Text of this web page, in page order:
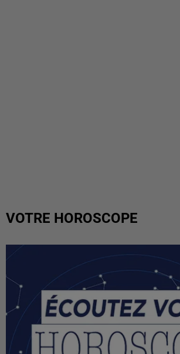
VOTRE HOROSCOPE